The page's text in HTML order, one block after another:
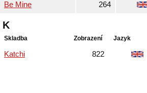
Be Mine 264
K
Skladba Zobrazení Jazyk
Katchi 822